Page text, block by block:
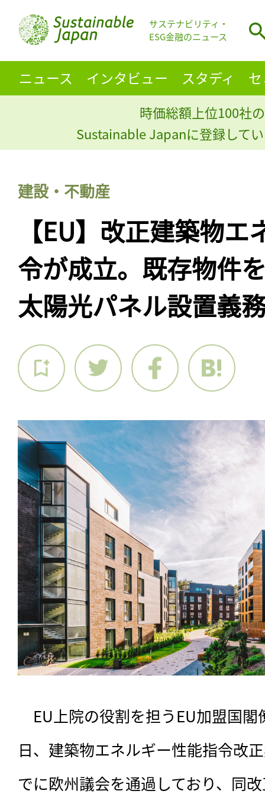
サステナビリティ・
ESG金融のニュース
ニュース インタビュー スタディ
時価総額上位100社
Sustainable Japanに登録して
建設・不動産
【EU】改正建築物
令が成立。既存物件
太陽光パネル設置義
EU上院の役割を担うEU加盟国閣
日、建築物エネルギー性能指令改
でに欧州議会を通過しており、同